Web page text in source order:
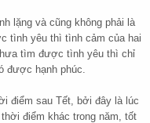
lặng và cũng không phải là
tình yêu thì tình cảm của hai
tìm được tình yêu thì chỉ
được hạnh phúc.
điểm sau Tết, bởi đây là lúc
điểm khác trong năm, tốt